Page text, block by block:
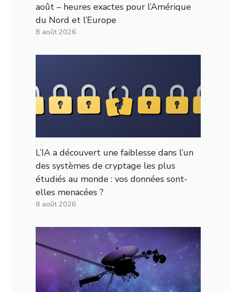
août – heures exactes pour l’Amérique
du Nord et l’Europe
8 août 2026
L’IA a découvert une faiblesse dans l’un
des systèmes de cryptage les plus
étudiés au monde : vos données sont-
elles menacées ?
8 août 2026